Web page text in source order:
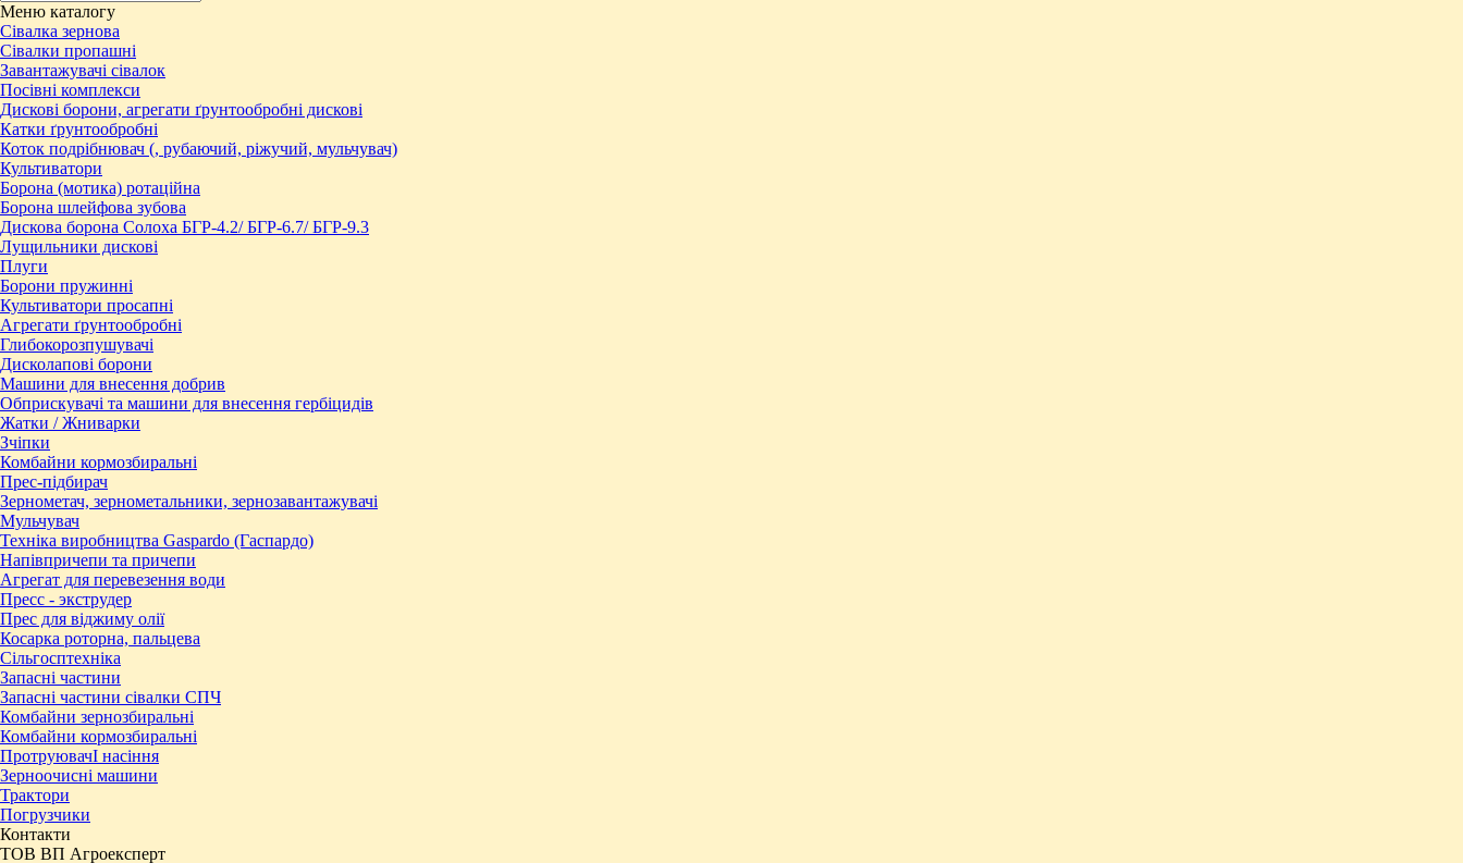
Меню каталогу
Сівалка зернова
Сівалки пропашні
Завантажувачі сівалок
Посівні комплекси
Дискові борони, агрегати ґрунтообробні дискові
Катки ґрунтообробні
Коток подрібнювач (, рубаючий, ріжучий, мульчувач)
Культиватори
Борона (мотика) ротаційна
Борона шлейфова зубова
Дискова борона Солоха БГР-4.2/ БГР-6.7/ БГР-9.3
Лущильники дискові
Плуги
Борони пружинні
Культиватори просапні
Агрегати ґрунтообробні
Глибокорозпушувачі
Дисколапові борони
Машини для внесення добрив
Обприскувачі та машини для внесення гербіцидів
Жатки / Жниварки
Зчіпки
Комбайни кормозбиральні
Прес-підбирач
Зернометач, зернометальники, зернозавантажувачі
Мульчувач
Техніка виробництва Gaspardo (Гаспардо)
Напівпричепи та причепи
Агрегат для перевезення води
Пресc - экструдер
Прес для віджиму олії
Косарка роторна, пальцева
Сільгосптехніка
Запасні частини
Запасні частини сівалки СПЧ
Комбайни зернозбиральні
Комбайни кормозбиральні
ПротруювачІ насіння
Зерноочисні машини
Трактори
Погрузчики
Контакти
ТОВ ВП Агроексперт